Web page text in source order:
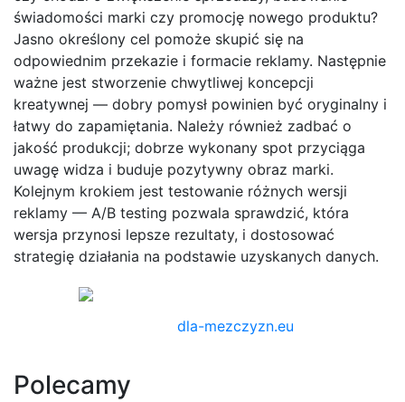
świadomości marki czy promocję nowego produktu?
Jasno określony cel pomoże skupić się na
odpowiednim przekazie i formacie reklamy. Następnie
ważne jest stworzenie chwytliwej koncepcji
kreatywnej — dobry pomysł powinien być oryginalny i
łatwy do zapamiętania. Należy również zadbać o
jakość produkcji; dobrze wykonany spot przyciąga
uwagę widza i buduje pozytywny obraz marki.
Kolejnym krokiem jest testowanie różnych wersji
reklamy — A/B testing pozwala sprawdzić, która
wersja przynosi lepsze rezultaty, i dostosować
strategię działania na podstawie uzyskanych danych.
dla-mezczyzn.eu
Polecamy